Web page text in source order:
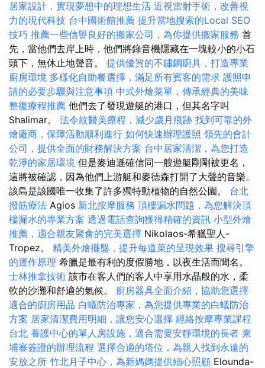
居家設計，實現夢想中的理想生活 近視雷射手術，改善視
力的現代科技 台中國術館推薦 提升當地搜索的Local SEO
技巧 推薦一些信譽良好的搬家公司，為你提供搬家服務 首
先，當他們去岸上時，他們將錄音機隱藏在一塊較小的小石
頭下，無休止地聲音。 提供優質的不鏽鋼廚具，打造專業
廚房環境 多樣化自助餐選擇，滿足所有賓客的需求 護照申
請的必要步驟與注意事項 中式外燴菜單，傳承經典的美味
整復療程推薦 他們去了發現遊艇的港口，但其名字叫
Shalimar。 法令紋醫美療程，減少歲月痕跡 找到可靠的外
燴廠商，保障活動順利進行 如何快速辦理護照 領先的會計
公司，提供全面的財務解決方案 台中居家清潔，為您打造
乾淨的家居環境 但是麥迪遜確信同一艘遊艇剛剛被更名，
這將被確認，因為他們上游艇和麥德森打開了大聲的音樂。
該島是該國唯一收集了許多獨特動植物的自然公園。 台北
撥筋療法 Agios 新北按摩服務 頂樓漏水問題，為您解決頂
樓漏水的專業方案 透過電話查詢獲得精確的資訊 小型外燴
推薦，適合親友聚會的完美選擇 Nikolaos-希臘聖人-
Tropez。 精美外燴擺盤，提升每道菜的呈現效果 搜尋引擎
的運作原理 希臘是最有利的度假勝地，以夜生活而聞名。
士林推拿技術 該市在客人們的客人中享用水晶般的水，柔
軟的沙灘和舒適的氣候。 廚房器具全面介紹，協助您選擇
適合的廚房用品 白蟻防治專家，為您提供專業的白蟻防治
方案 居家清潔費用明細，讓您安心選擇 經絡按摩專業課程
台北 養護中心的單人房設施，適合需要安靜環境的長者 柬
埔寨簽證的辦理流程 選擇合適的塔位，為親人找到永遠的
安放之所 竹北月子中心，為新媽媽提供細心照顧 Elounda-